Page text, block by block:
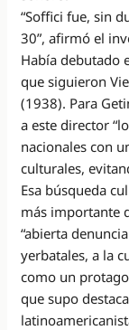
“Soffici fue, sin
30”, afirmó el
Había debutado
que siguieron
(1938). Para
a este director
nacionales con
culturales,
Esa búsqueda
más importante
“abierta
yerbatales, a la
como un
que supo